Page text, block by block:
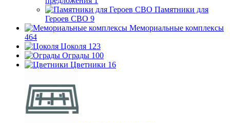
Памятники для
Героев СВО 9
Мемориальные комплексы
464
Цоколя 123
Ограды 100
Цветники 16